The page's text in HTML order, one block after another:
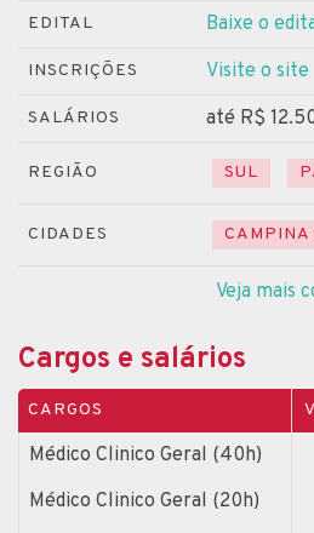
EDITAL Baixe o
INSCRIÇÕES Visite o site
SALÁRIOS até R$
REGIÃO SUL
CIDADES CAMPINA
Veja mais
Cargos e salários
CARGOS
Médico Clinico Geral (40h)
Médico Clinico Geral (20h)